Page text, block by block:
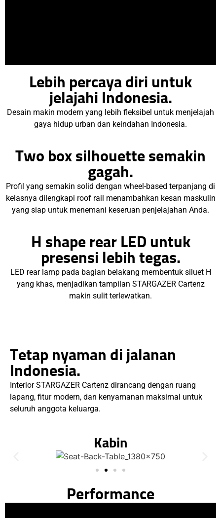
Lebih percaya diri untuk
jelajahi Indonesia.
Desain makin modern yang lebih fleksibel untuk menjelajah
gaya hidup urban dan keindahan Indonesia.
Two box silhouette semakin
gagah.
Profil yang semakin solid dengan wheel-based terpanjang di
kelasnya dilengkapi roof rail menambahkan kesan maskulin
yang siap untuk menemani keseruan penjelajahan Anda.
H shape rear LED untuk
presensi lebih tegas.
LED rear lamp pada bagian belakang membentuk siluet H
yang khas, menjadikan tampilan STARGAZER Cartenz
makin sulit terlewatkan.
Tetap nyaman di jalanan
Indonesia.
Interior STARGAZER Cartenz dirancang dengan ruang
lapang, fitur modern, dan kenyamanan maksimal untuk
seluruh anggota keluarga.
Kabin
Performance